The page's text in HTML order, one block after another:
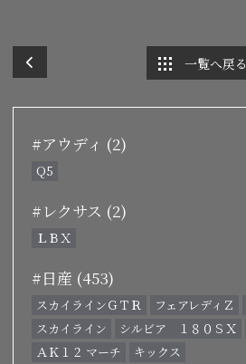
一覧へ戻る
#アウディ (2)
Q5
#レクサス (2)
ＬＢＸ
#日産 (453)
スカイラインＧＴＲ フェアレディＺ
スカイライン
シルビア １８０ＳＸ
ＡＫ１２ マーチ
キックス